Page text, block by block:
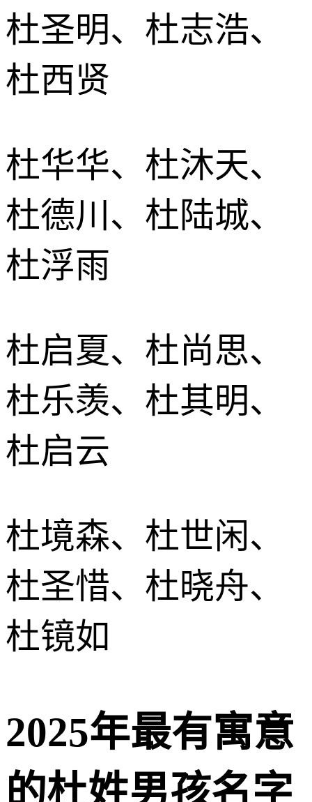
杜圣明、杜志浩、
杜西贤
杜华华、杜沐天、
杜德川、杜陆城、
杜浮雨
杜启夏、杜尚思、
杜乐羡、杜其明、
杜启云
杜境森、杜世闲、
杜圣惜、杜晓舟、
杜镜如
2025年最有寓意
的杜姓男孩名字